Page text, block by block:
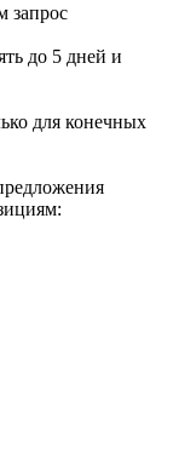
запрос
до 5 дней и
для конечных